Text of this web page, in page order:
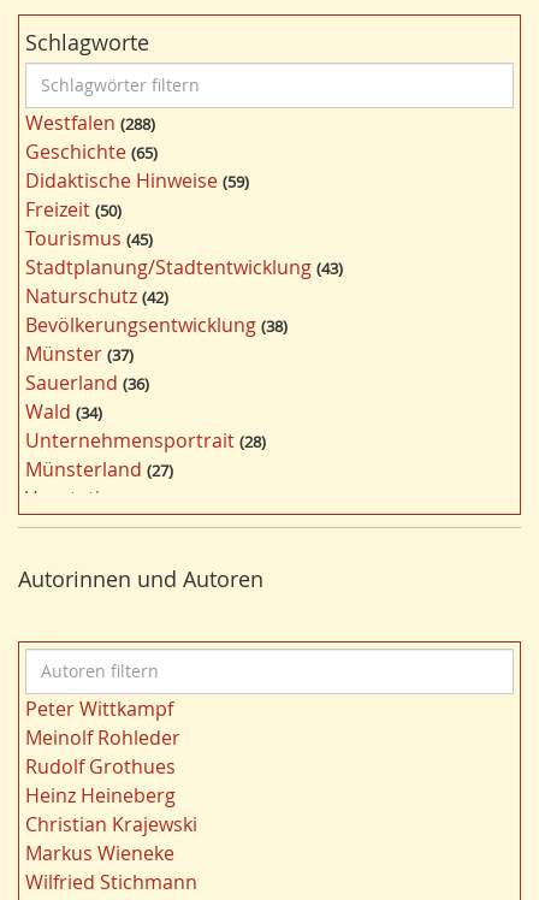
Schlagworte
c
h
l
a
g
w
ö
r
t
e
r
f
i
l
t
e
r
n
Westfalen 288
Geschichte 65
Didaktische Hinweise 59
Freizeit 50
Tourismus 45
Stadtplanung/Stadtentwicklung 43
Naturschutz 42
Bevölkerungsentwicklung 38
Münster 37
Sauerland 36
Wald 34
Unternehmensportrait 28
Münsterland 27
Vegetation
Nordrhein-Westfalen 25
Bildung 24
Kultur 22
Kulturlandschaft
Wohnen 21
Gewässer 21
Migration/Wanderung
Strukturwandel
Städtebau 20
Wahl 20
Ländliche Entwicklung
Autorinnen und Autoren
u
t
o
r
e
n
f
i
Peter Wittkampf
Meinolf Rohleder
Rudolf Grothues
Heinz Heineberg
Christian Krajewski
Markus Wieneke
Wilfried Stichmann